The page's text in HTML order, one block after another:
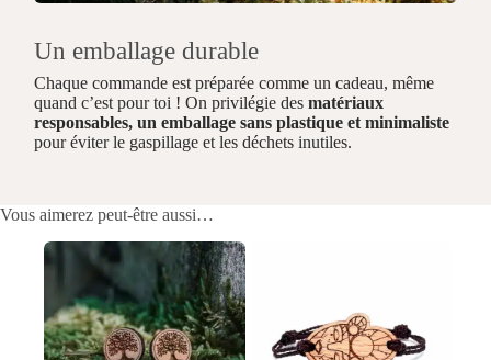
Un emballage durable
Chaque commande est préparée comme un cadeau, même
quand c’est pour toi ! On privilégie desmatériaux
responsables, un emballage sans plastique et minimaliste
pour éviter le gaspillage et les déchets inutiles.
Vous aimerez peut-être aussi…